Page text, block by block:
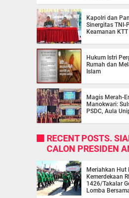
Kapolri dan
Sinergitas TNI-
Keamanan KTT
Hukum Istri
Rumah dan
Islam
Magis Merah-
Manokwari:
PSDC, Aula
RECENT POSTS.
CALON PRESIDEN
Meriahkan Hut
Kemerdekaan
1426/Takalar
Lomba